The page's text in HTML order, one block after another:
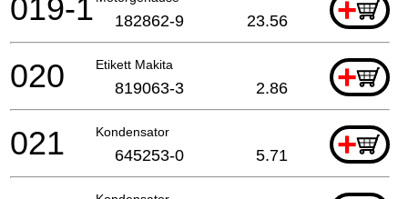
+
019-1 182862-9 23.56
Etikett Makita +
020 819063-3 2.86
Kondensator +
021 645253-0 5.71